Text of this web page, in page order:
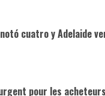
cuatro y Adelaide
pour les